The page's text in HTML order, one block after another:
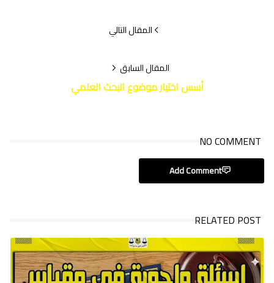
المقال التالي
المقال السابق
أسس اختيار موضوع البحث العلمي
NO COMMENT
Add Comment
RELATED POST